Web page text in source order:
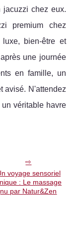
jacuzzi chez eux.
premium chez
bien-être et
une journée
en famille, un
avisé. N'attendez
véritable havre
voyage sensoriel
: Le massage
nu par Natur&Zen